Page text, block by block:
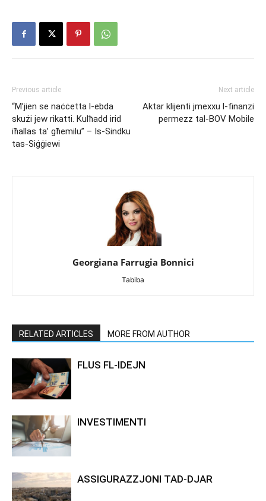
Previous article
“M’jien se naċċetta l-ebda
skużi jew rikatti. Kulħadd irid
iħallas ta’ għemilu” – Is-Sindku
tas-Siġġiewi
Next article
Aktar klijenti jmexxu l-finanzi
permezz tal-BOV Mobile
Georgiana Farrugia Bonnici
Tabiba
RELATED ARTICLES MORE FROM AUTHOR
FLUS FL-IDEJN
INVESTIMENTI
ASSIGURAZZJONI TAD-DJAR